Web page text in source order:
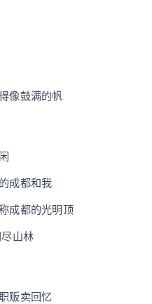
像鼓满的帆
成都和我
成都的光明顶
山林
贩卖回忆